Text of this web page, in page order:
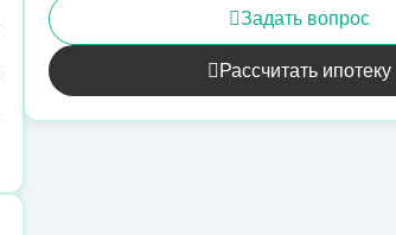
Задать вопрос
Рассчитать ипотеку